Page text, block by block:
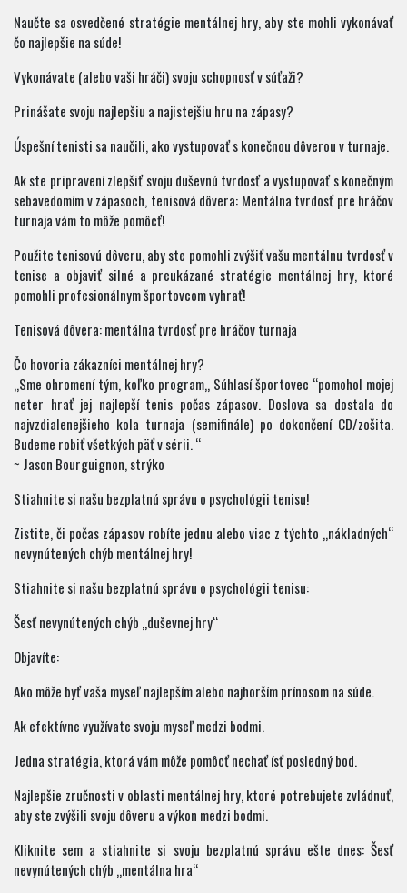
Naučte sa osvedčené stratégie mentálnej hry, aby ste mohli vykonávať
čo najlepšie na súde!
Vykonávate (alebo vaši hráči) svoju schopnosť v súťaži?
Prinášate svoju najlepšiu a najistejšiu hru na zápasy?
Úspešní tenisti sa naučili, ako vystupovať s konečnou dôverou v turnaje.
Ak ste pripravení zlepšiť svoju duševnú tvrdosť a vystupovať s konečným
sebavedomím v zápasoch, tenisová dôvera: Mentálna tvrdosť pre hráčov
turnaja vám to môže pomôcť!
Použite tenisovú dôveru, aby ste pomohli zvýšiť vašu mentálnu tvrdosť v
tenise a objaviť silné a preukázané stratégie mentálnej hry, ktoré
pomohli profesionálnym športovcom vyhrať!
Tenisová dôvera: mentálna tvrdosť pre hráčov turnaja
Čo hovoria zákazníci mentálnej hry?
„Sme ohromení tým, koľko program„ Súhlasí športovec “pomohol mojej
neter hrať jej najlepší tenis počas zápasov. Doslova sa dostala do
najvzdialenejšieho kola turnaja (semifinále) po dokončení CD/zošita.
Budeme robiť všetkých päť v sérii. “
~ Jason Bourguignon, strýko
Stiahnite si našu bezplatnú správu o psychológii tenisu!
Zistite, či počas zápasov robíte jednu alebo viac z týchto „nákladných“
nevynútených chýb mentálnej hry!
Stiahnite si našu bezplatnú správu o psychológii tenisu:
Šesť nevynútených chýb „duševnej hry“
Objavíte:
Ako môže byť vaša myseľ najlepším alebo najhorším prínosom na súde.
Ak efektívne využívate svoju myseľ medzi bodmi.
Jedna stratégia, ktorá vám môže pomôcť nechať ísť posledný bod.
Najlepšie zručnosti v oblasti mentálnej hry, ktoré potrebujete zvládnuť,
aby ste zvýšili svoju dôveru a výkon medzi bodmi.
Kliknite sem a stiahnite si svoju bezplatnú správu ešte dnes: Šesť
nevynútených chýb „mentálna hra“